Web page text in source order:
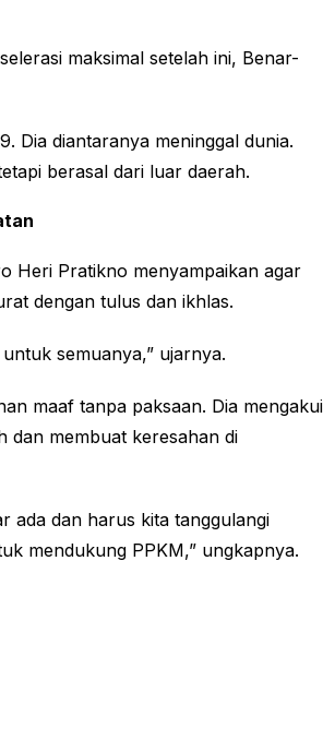
maksimal setelah ini, Benar-
Dia diantaranya meninggal dunia.
berasal dari luar daerah.
Heri Pratikno menyampaikan agar
dengan tulus dan ikhlas.
semuanya,” ujarnya.
maaf tanpa paksaan. Dia mengakui
dan membuat keresahan di
ada dan harus kita tanggulangi
mendukung PPKM,” ungkapnya.